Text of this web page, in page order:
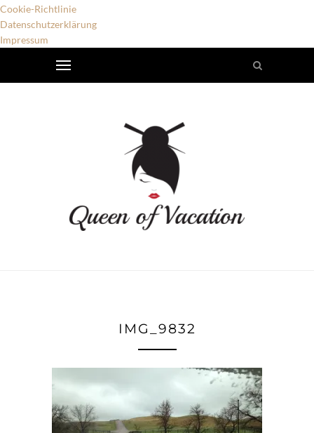
Cookie-Richtlinie
Datenschutzerklärung
Impressum
IMG_9832